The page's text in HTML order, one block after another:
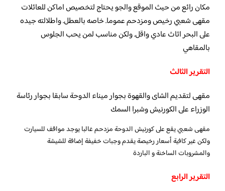
مكان رائع من حيث الموقع والجو يحتاج لتخصيص اماكن للعائلات
مقهى شعبي رخيص ومزدحم عموما. خاصه بالعطل. واطلالته جيده
على البحر اثاث عادي واقل. ولكن مناسب لمن يحب الجلوس
بالمقاهي
التقرير الثالث
مقهى لتقديم الشاى والقهوة بجوار ميناء الدوحة سابقا بجوار رئاسة
الوزراء على الكورنيش وشبرا السمك
مقهى شعبي يقع على كورنيش الدوحة مزدحم غالبا يوجد مواقف للسيارت
ولكن غير كافية أسعار رخيصة يقدم وجبات خفيفة إضافة للشيشة
والمشروبات الساخنة و الباردة
التقرير الرابع